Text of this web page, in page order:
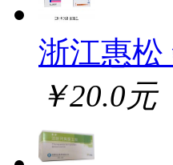
浙江惠松
￥20.0元